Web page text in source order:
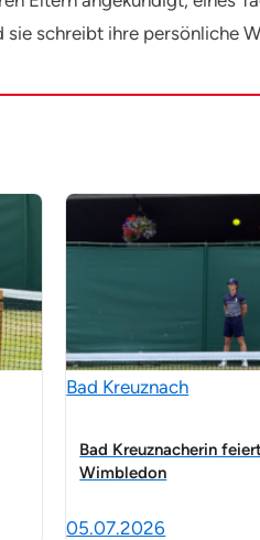
schreibt ihre persönliche
Bad Kreuznach
Bad Kreuznacherin
Wimbledon
05.07.2026